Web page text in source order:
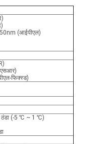
(आईपीएल)
फिक्स्ड)
ठंडा (-5 ℃ ~ 1 ℃)